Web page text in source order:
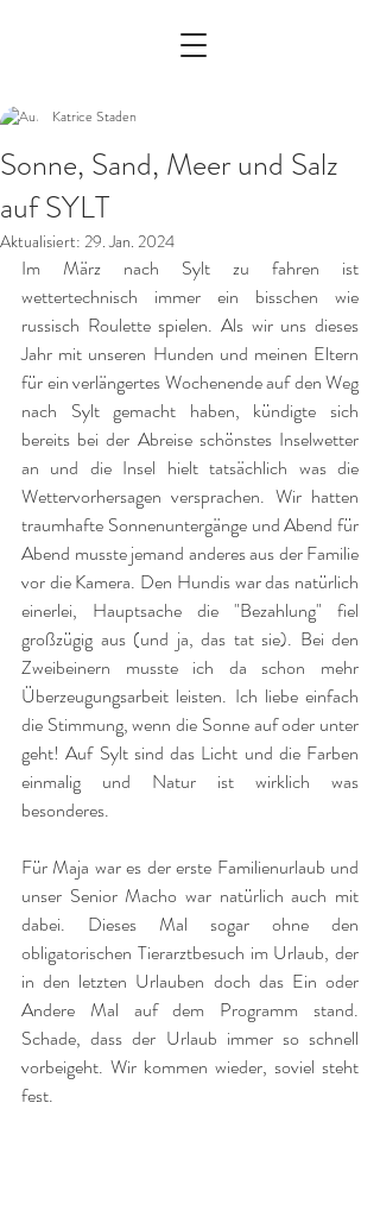
Sonne, Sand, Meer und Salz
auf SYLT
Katrice Staden
Aktualisiert: 29. Jan. 2024
Im März nach Sylt zu fahren ist
wettertechnisch immer ein bisschen wie
russisch Roulette spielen. Als wir uns dieses
Jahr mit unseren Hunden und meinen Eltern
für ein verlängertes Wochenende auf den Weg
nach Sylt gemacht haben, kündigte sich
bereits bei der Abreise schönstes Inselwetter
an und die Insel hielt tatsächlich was die
Wettervorhersagen versprachen. Wir hatten
traumhafte Sonnenuntergänge und Abend für
Abend musste jemand anderes aus der Familie
vor die Kamera. Den Hundis war das natürlich
einerlei, Hauptsache die "Bezahlung" fiel
großzügig aus (und ja, das tat sie). Bei den
Zweibeinern musste ich da schon mehr
Überzeugungsarbeit leisten. Ich liebe einfach
die Stimmung, wenn die Sonne auf oder unter
geht! Auf Sylt sind das Licht und die Farben
einmalig und Natur ist wirklich was
besonderes.
Für Maja war es der erste Familienurlaub und
unser Senior Macho war natürlich auch mit
dabei. Dieses Mal sogar ohne den
obligatorischen Tierarztbesuch im Urlaub, der
in den letzten Urlauben doch das Ein oder
Andere Mal auf dem Programm stand.
Schade, dass der Urlaub immer so schnell
vorbeigeht. Wir kommen wieder, soviel steht
fest.